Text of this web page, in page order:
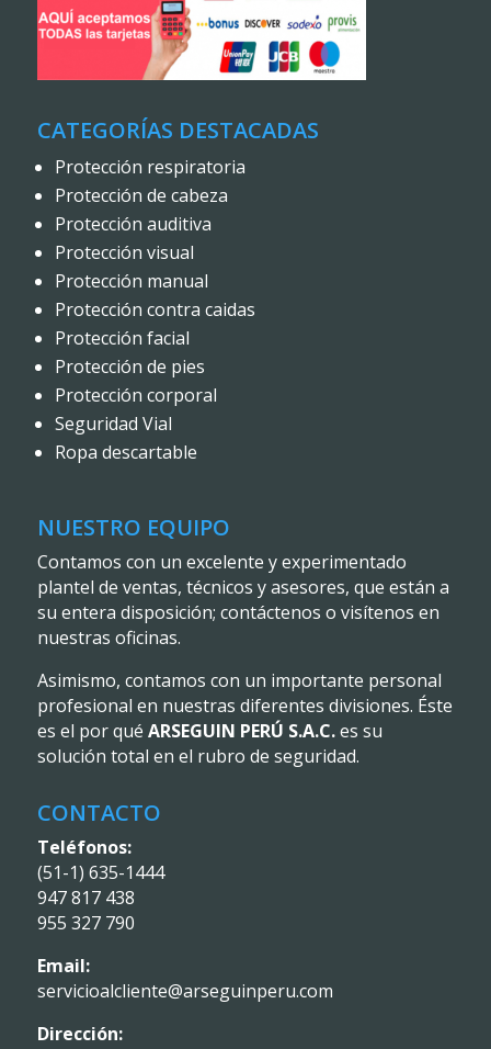
CATEGORÍAS DESTACADAS
Protección respiratoria
Protección de cabeza
Protección auditiva
Protección visual
Protección manual
Protección contra caidas
Protección facial
Protección de pies
Protección corporal
Seguridad Vial
Ropa descartable
NUESTRO EQUIPO
Contamos con un excelente y experimentado
plantel de ventas, técnicos y asesores, que están a
su entera disposición; contáctenos o visítenos en
nuestras oficinas.
Asimismo, contamos con un importante personal
profesional en nuestras diferentes divisiones. Éste
es el por qué ARSEGUIN PERÚ S.A.C.es su
solución total en el rubro de seguridad.
CONTACTO
Teléfonos:
(51-1) 635-1444
947 817 438
955 327 790
Email:
servicioalcliente@arseguinperu.com
Dirección: